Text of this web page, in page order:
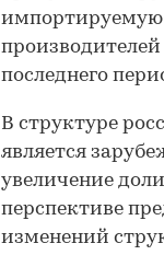
импортируемую
последнего
В структуре
является
увеличение
перспективе
изменений